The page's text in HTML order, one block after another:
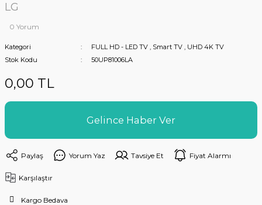
LG
0 Yorum
Kategori FULL HD - LED TV , Smart TV , UHD 4K TV
Stok Kodu
50UP81006LA
0,00 TL
Gelince Haber Ver
Paylaş Yorum Yaz Tavsiye Et Fiyat Alarmı
Karşılaştır
Kargo Bedava